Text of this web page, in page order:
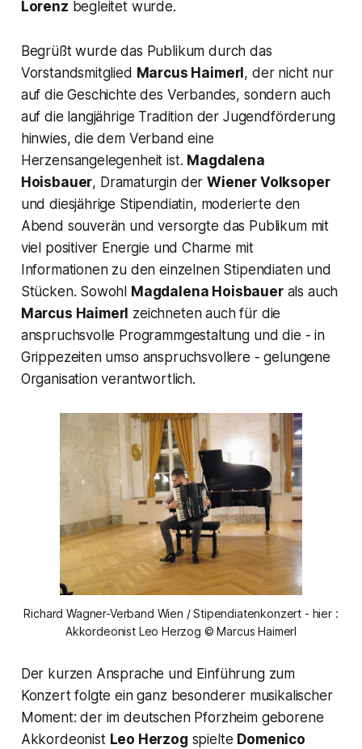
Lorenz begleitet wurde.
Begrüßt wurde das Publikum durch das
Vorstandsmitglied Marcus Haimerl , der nicht nur
auf die Geschichte des Verbandes, sondern auch
auf die langjährige Tradition der Jugendförderung
hinwies, die dem Verband eine
Herzensangelegenheit ist. Magdalena
Hoisbauer, Dramaturgin derWiener Volksoper
und diesjährige Stipendiatin, moderierte den
Abend souverän und versorgte das Publikum mit
viel positiver Energie und Charme mit
Informationen zu den einzelnen Stipendiaten und
Stücken. Sowohl Magdalena Hoisbauerals auch
Marcus Haimerl zeichneten auch für die
anspruchsvolle Programmgestaltung und die - in
Grippezeiten umso anspruchsvollere - gelungene
Organisation verantwortlich.
Richard Wagner-Verband Wien / Stipendiatenkonzert - hier :
Akkordeonist Leo Herzog © Marcus Haimerl
Der kurzen Ansprache und Einführung zum
Konzert folgte ein ganz besonderer musikalischer
Moment: der im deutschen Pforzheim geborene
Akkordeonist Leo Herzog spielte Domenico